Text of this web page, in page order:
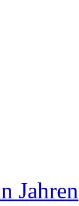
Jahren